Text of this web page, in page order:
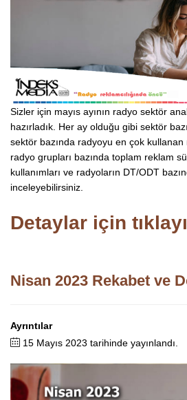
Sizler için mayıs ayının radyo sektör
hazırladık. Her ay olduğu gibi sektör
sektör bazında radyoyu en çok
radyo grupları bazında toplam reklam
kullanımları ve radyoların DT/ODT
inceleyebilirsiniz.
Detaylar için
Nisan 2023 Rekabet ve
Ayrıntılar
15 Mayıs 2023 tarihinde yayınlandı.